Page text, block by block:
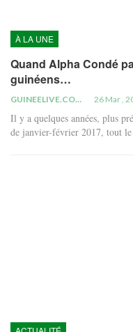
À LA UNE
Quand Alpha Condé
guinéens…
GUINEELIVE.COM 26 Mar ,
Il y a quelques années, plus
de janvier-février 2017, tout